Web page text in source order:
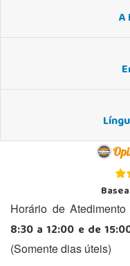
Horário de
8:30 a 12:00 e de
(Somente dias úteis)